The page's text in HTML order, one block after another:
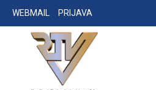
Skip
to
WEBMAIL PRIJAVA